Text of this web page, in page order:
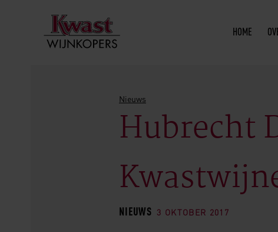
HOME
Nieuws
Hubrecht
NIEUWS 3 OKTOBER 2017